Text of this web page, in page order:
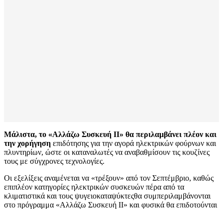
Μάλιστα, το «Αλλάζω Συσκευή ΙΙ» θα περιλαμβάνει πλέον και
την χορήγηση επιδότησης για την αγορά ηλεκτρικών φούρνων και
πλυντηρίων, ώστε οι καταναλωτές να αναβαθμίσουν τις κουζίνες
τους με σύγχρονες τεχνολογίες.
Οι εξελίξεις αναμένεται να «τρέξουν» από τον Σεπτέμβριο, καθώς
επιπλέον κατηγορίες ηλεκτρικών συσκευών πέρα από τα
κλιματιστικά και τους ψυγειοκαταψύκτεςθα συμπεριλαμβάνονται
στο πρόγραμμα «Αλλάζω Συσκευή ΙΙ» και φυσικά θα επιδοτούνται